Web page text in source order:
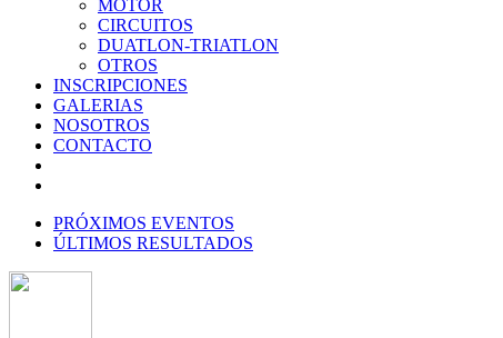
MOTOR
CIRCUITOS
DUATLON-TRIATLON
OTROS
INSCRIPCIONES
GALERIAS
NOSOTROS
CONTACTO
PRÓXIMOS EVENTOS
ÚLTIMOS RESULTADOS